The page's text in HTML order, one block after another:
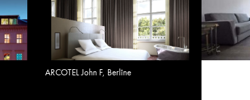
ARCOTEL John F, Berlīne